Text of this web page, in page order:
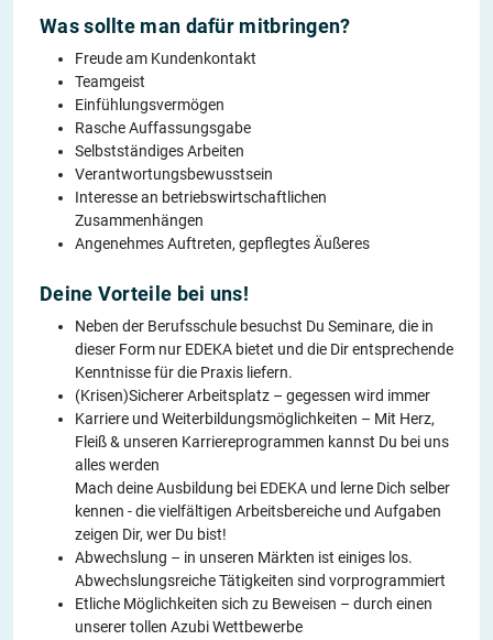
Was sollte man dafür mitbringen?
Freude am Kundenkontakt
Teamgeist
Einfühlungsvermögen
Rasche Auffassungsgabe
Selbstständiges Arbeiten
Verantwortungsbewusstsein
Interesse an betriebswirtschaftlichen
Zusammenhängen
Angenehmes Auftreten, gepflegtes Äußeres
Deine Vorteile bei uns!
Neben der Berufsschule besuchst Du Seminare, die in
dieser Form nur EDEKA bietet und die Dir entsprechende
Kenntnisse für die Praxis liefern.
(Krisen)Sicherer Arbeitsplatz – gegessen wird immer
Karriere und Weiterbildungsmöglichkeiten – Mit Herz,
Fleiß & unseren Karriereprogrammen kannst Du bei uns
alles werden
Mach deine Ausbildung bei EDEKA und lerne Dich selber
kennen - die vielfältigen Arbeitsbereiche und Aufgaben
zeigen Dir, wer Du bist!
Abwechslung – in unseren Märkten ist einiges los.
Abwechslungsreiche Tätigkeiten sind vorprogrammiert
Etliche Möglichkeiten sich zu Beweisen – durch einen
unserer tollen Azubi Wettbewerbe